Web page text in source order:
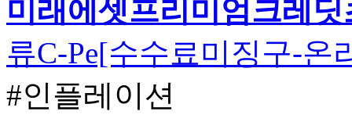
미래에셋프리미엄크레
류C-Pe[수수료미징구-온
#인플레이션